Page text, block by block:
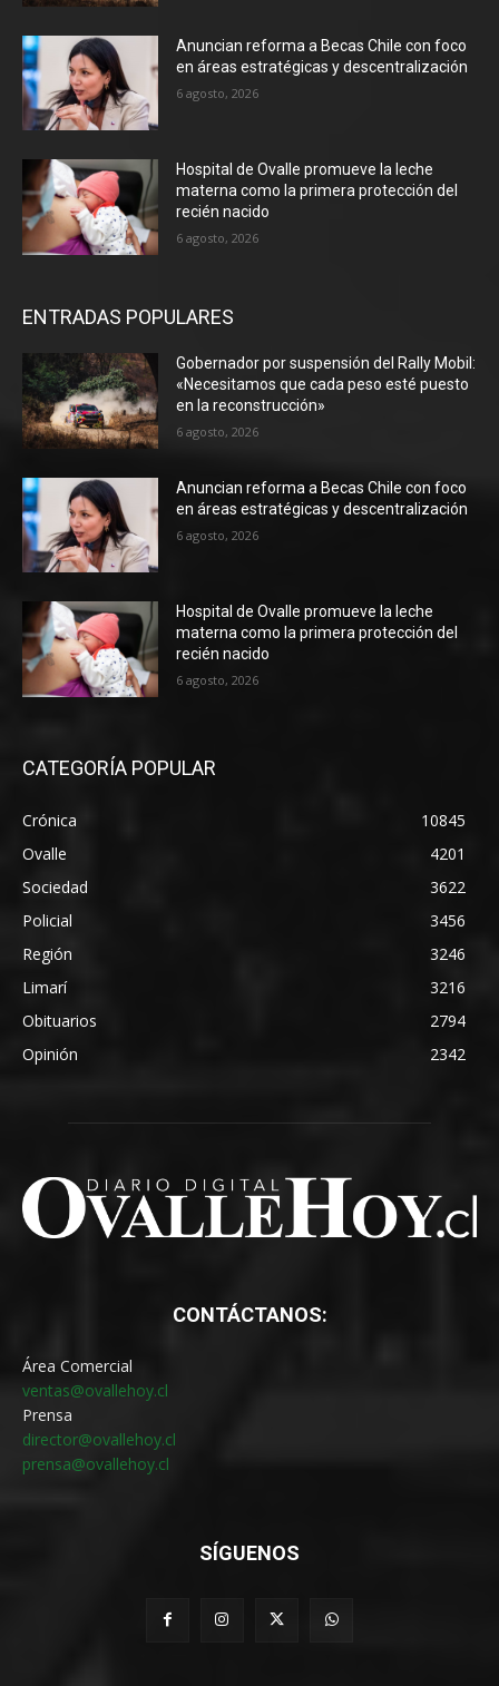
Anuncian reforma a Becas Chile con foco
en áreas estratégicas y descentralización
6 agosto, 2026
Hospital de Ovalle promueve la leche
materna como la primera protección del
recién nacido
6 agosto, 2026
ENTRADAS POPULARES
Gobernador por suspensión del Rally Mobil:
«Necesitamos que cada peso esté puesto
en la reconstrucción»
6 agosto, 2026
Anuncian reforma a Becas Chile con foco
en áreas estratégicas y descentralización
6 agosto, 2026
Hospital de Ovalle promueve la leche
materna como la primera protección del
recién nacido
6 agosto, 2026
CATEGORÍA POPULAR
Crónica
10845
Ovalle
4201
Sociedad
3622
Policial
3456
Región
3246
Limarí
3216
Obituarios
2794
Opinión
2342
CONTÁCTANOS:
Área Comercial
ventas@ovallehoy.cl
Prensa
director@ovallehoy.cl
prensa@ovallehoy.cl
SÍGUENOS